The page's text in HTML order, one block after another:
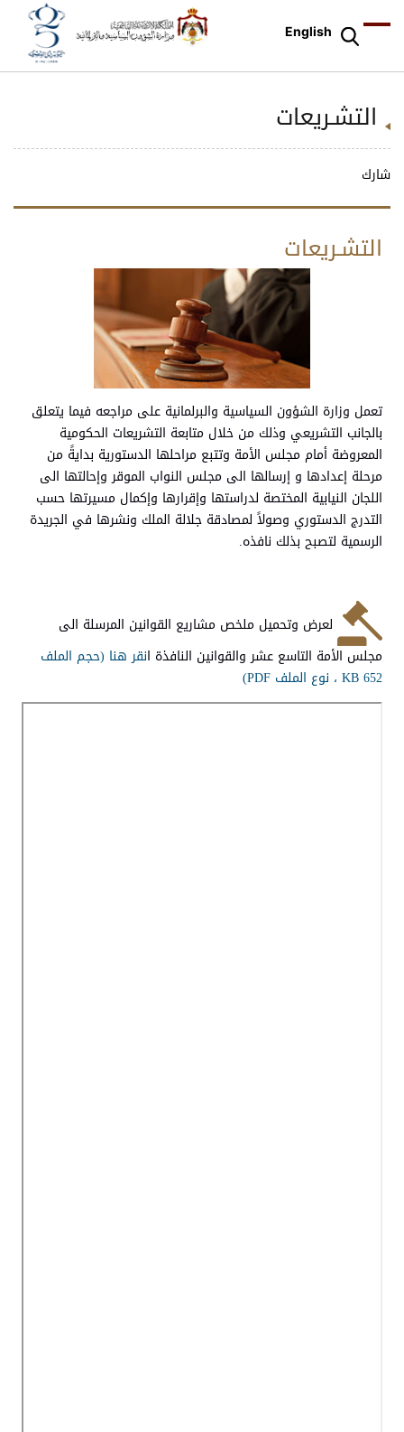
English
التشـريعات
شارك
التشـريعات
تعمل وزارة الشؤون السياسية والبرلمانية على مراجعه فيما يتعلق
بالجانب التشريعي وذلك من خلال متابعة التشريعات الحكومية
المعروضة أمام مجلس الأمة وتتبع مراحلها الدستورية بدايةً من
مرحلة إعدادها و إرسالها الى مجلس النواب الموقر وإحالتها الى
اللجان النيابية المختصة لدراستها وإقرارها وإكمال مسيرتها حسب
التدرج الدستوري وصولاً لمصادقة جلالة الملك ونشرها في الجريدة
الرسمية لتصبح بذلك نافذه.
لعرض وتحميل ملخص مشاريع القوانين المرسلة الى
مجلس الأمة التاسع عشر والقوانين النافذة انقر هنا (حجم الملف
652 KB ، نوع الملف PDF)